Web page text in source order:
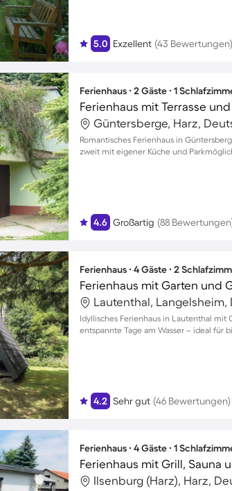
5.0 Exzellent (43 Bewertungen)
Ferienhaus ∙ 2 Gäste ∙ 1
Ferienhaus mit Terrasse
Güntersberge, Harz,
Romantisches Ferienhaus in
zweit mit eigener Küche und
4.6 Großartig (88
Ferienhaus ∙ 4 Gäste ∙ 2
Lautenthal, Langelsheim,
Idyllisches Ferienhaus in Lautenthal mit
entspannte Tage am Wasser – ideal für
4.2 Sehr gut (46 Bewertungen)
Ferienhaus ∙ 4 Gäste ∙ 1
Ferienhaus mit Grill, Sauna
Ilsenburg (Harz), Harz,